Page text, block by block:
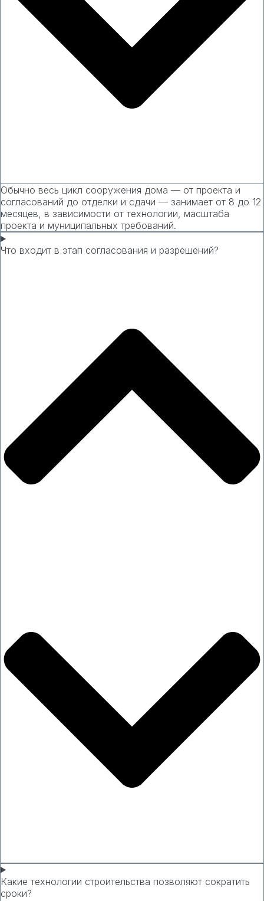
Обычно весь цикл сооружения дома — от проекта и
согласований до отделки и сдачи — занимает от 8 до 12
месяцев, в зависимости от технологии, масштаба
проекта и муниципальных требований.
Что входит в этап согласования и разрешений?
Какие технологии строительства позволяют сократить
сроки?